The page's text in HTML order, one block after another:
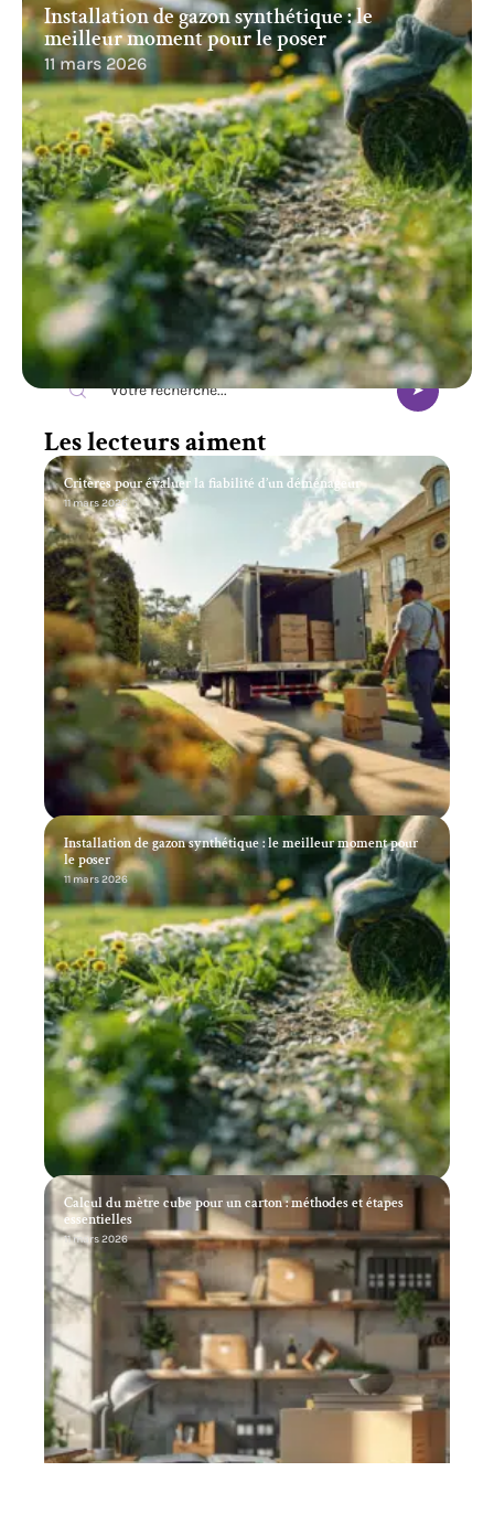
Installation de gazon synthétique : le
meilleur moment pour le poser
11 mars 2026
Recherche
Les lecteurs aiment
Critères pour évaluer la fiabilité d’un déménageur
11 mars 2026
Installation de gazon synthétique : le meilleur moment pour
le poser
11 mars 2026
Calcul du mètre cube pour un carton : méthodes et étapes
essentielles
11 mars 2026